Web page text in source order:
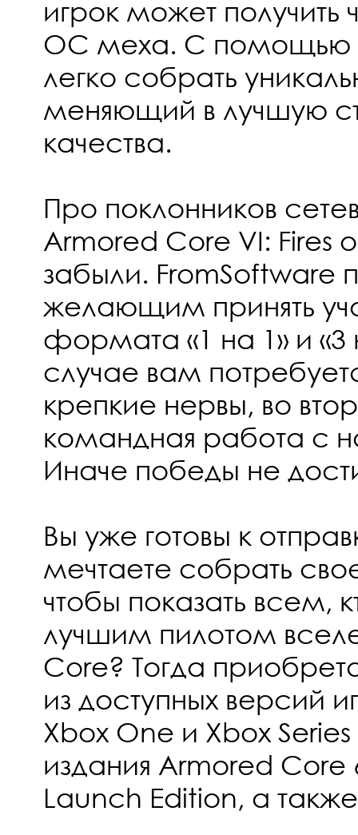
игрок может получить
ОС меха. С помощью
легко собрать
меняющий в лучшую
качества.
Про поклонников
Armored Core VI: Fires
забыли. FromSoftware
желающим принять
формата «1 на 1» и «3
случае вам
крепкие нервы, во
командная работа с
Иначе победы не
Вы уже готовы к
мечтаете собрать
чтобы показать всем,
лучшим пилотом
Core? Тогда
из доступных версий
Xbox One и Xbox
издания Armored Core
Launch Edition, а